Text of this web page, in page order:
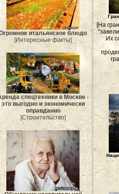
итальянское блюдо
[Интересные факты]
спецтехники в Москве -
это выгодно и экономически
оправданно
[Строительство]
[На
Их